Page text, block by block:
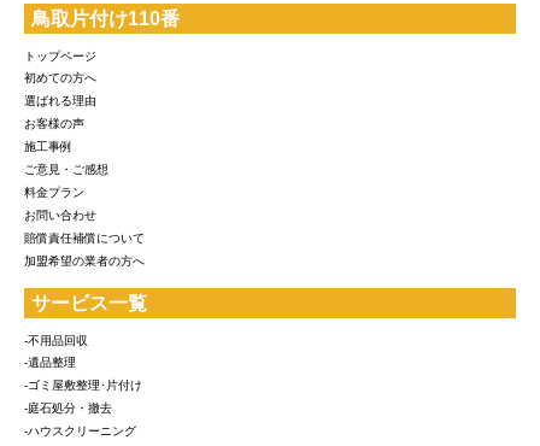
鳥取片付け110番
トップページ
初めての方へ
選ばれる理由
お客様の声
施工事例
ご意見・ご感想
料金プラン
お問い合わせ
賠償責任補償について
加盟希望の業者の方へ
サービス一覧
-不用品回収
-遺品整理
-ゴミ屋敷整理･片付け
-庭石処分・撤去
-ハウスクリーニング